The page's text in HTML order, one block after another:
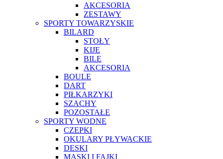
AKCESORIA
ZESTAWY
SPORTY TOWARZYSKIE
BILARD
STOŁY
KIJE
BILE
AKCESORIA
BOULE
DART
PIŁKARZYKI
SZACHY
POZOSTAŁE
SPORTY WODNE
CZEPKI
OKULARY PŁYWACKIE
DESKI
MASKI I FAJKI